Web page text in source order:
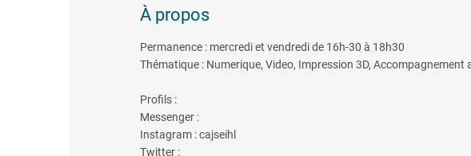
À propos
Permanence : mercredi et vendredi de 16h-30 à 18h30
Thématique : Numerique, Video, Impression 3D, Accompagnement
Profils :
Messenger :
Instagram : cajseihl
Twitter :